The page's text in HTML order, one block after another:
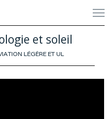
et soleil
LÉGÈRE ET UL